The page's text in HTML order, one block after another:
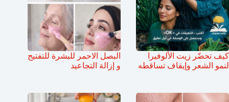
كيف تحضّر زيت الألوفيرا
لنمو الشعر وإيقاف تساقطه
البصل الاحمر للبشرة للتفتيح
و إزالة التجاعيد